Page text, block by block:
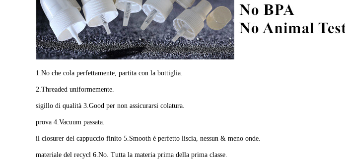
1.No che cola perfettamente, partita con la bottiglia.
2.Threaded uniformemente.
sigillo di qualità 3.Good per non assicurarsi colatura.
prova 4.Vacuum passata.
il closurer del cappuccio finito 5.Smooth è perfetto liscia, nessun & meno onde.
materiale del recycl 6.No. Tutta la materia prima della prima classe.